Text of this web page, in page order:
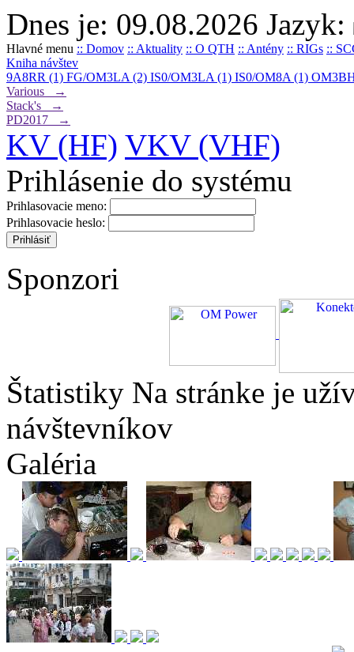
Dnes je: 09.08.2026 Jazyk:
Hlavné menu :: Domov :: Aktuality :: O QTH :: Antény :: RIGs ::
Kniha návštev
9A8RR (1) FG/OM3LA (2) IS0/OM3LA (1) IS0/OM8A (1)
Various →
Stack's →
PD2017 →
KV (HF) VKV (VHF)
Prihlásenie do systému
Prihlasovacie meno:
Prihlasovacie heslo:
Sponzori
Štatistiky Na stránke je
návštevníkov
Galéria